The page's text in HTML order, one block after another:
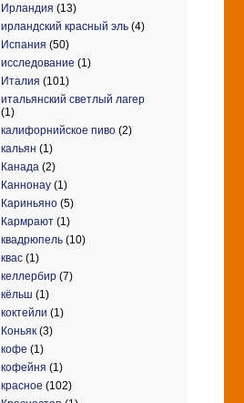
Ирландия (13)
ирландский красный эль (4)
Испания (50)
исследование (1)
Италия (101)
итальянский светлый лагер
(1)
калифорнийское пиво (2)
кальян (1)
Канада (2)
Каннонау (1)
Кариньяно (5)
Кармрают (1)
квадрюпель (10)
квас (1)
келлербир (7)
кёльш (1)
коктейли (1)
Коньяк (3)
кофе (1)
кофейня (1)
красное (102)